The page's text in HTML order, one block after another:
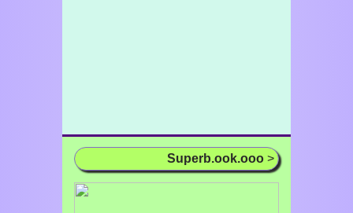
Superb.ook.ooo >